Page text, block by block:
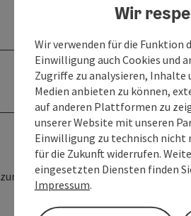
zum Merkzettel PDF erstellen
Wir
Wir verwenden für die Funktion
Einwilligung auch Cookies und
Zugriffe zu analysieren, Inhalte
Medien anbieten zu können,
auf anderen Plattformen zu
unserer Website mit unseren
Einwilligung zu technisch nicht
für die Zukunft widerrufen.
eingesetzten Diensten finden
Impressum.